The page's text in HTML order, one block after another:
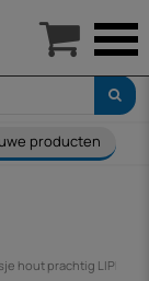
producten
hout prachtig LIPKI -
